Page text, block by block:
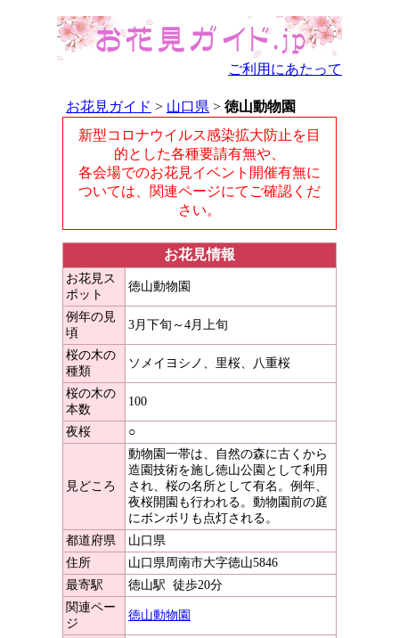
ご利用にあたって
お花見ガイド > 山口県 > 徳山動物園
新型コロナウイルス感染拡大防止を目
的とした各種要請有無や、
各会場でのお花見イベント開催有無に
ついては、関連ページにてご確認くだ
さい。
お花見情報
お花見ス
ポット
徳山動物園
例年の見
頃
3月下旬～4月上旬
桜の木の
種類
ソメイヨシノ、里桜、八重桜
桜の木の
本数
100
夜桜 ○
見どころ
動物園一帯は、自然の森に古くから
造園技術を施し徳山公園として利用
され、桜の名所として有名。例年、
夜桜開園も行われる。動物園前の庭
にボンボリも点灯される。
都道府県
山口県
住所
山口県周南市大字徳山5846
最寄駅
徳山駅 徒歩20分
関連ペー
ジ
徳山動物園